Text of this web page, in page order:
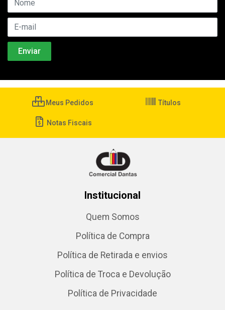
Meus Pedidos Títulos
Notas Fiscais
Institucional
Quem Somos
Política de Compra
Política de Retirada e envios
Política de Troca e Devolução
Política de Privacidade